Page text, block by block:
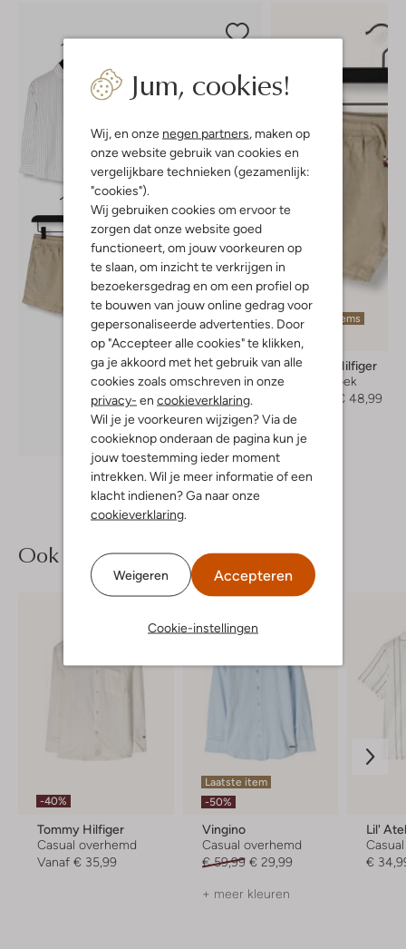
Jum, cookies!
Wij, en onze negen partners, maken op
onze website gebruik van cookies en
vergelijkbare technieken (gezamenlijk:
"cookies").
Wij gebruiken cookies om ervoor te
zorgen dat onze website goed
functioneert, om jouw voorkeuren op
te slaan, om inzicht te verkrijgen in
bezoekersgedrag en om een profiel op
te bouwen van jouw online gedrag voor
gepersonaliseerde advertenties. Door
op "Accepteer alle cookies" te klikken,
ga je akkoord met het gebruik van alle
cookies zoals omschreven in onze
privacy- en cookieverklaring.
Wil je je voorkeuren wijzigen? Via de
cookieknop onderaan de pagina kun je
jouw toestemming ieder moment
intrekken. Wil je meer informatie of een
klacht indienen? Ga naar onze
cookieverklaring.
Weigeren Accepteren
Cookie-instellingen
Ontdek de look
Laatste items
-30%
Tommy Hilfiger
Korte broek
€ 48,99
Ook iets voor jou?
-40%
Tommy Hilfiger
Casual overhemd
Vanaf € 35,99
Laatste item
-50%
Vingino
Casual overhemd
€ 59,99 € 29,99
+ meer kleuren
Lil'
€